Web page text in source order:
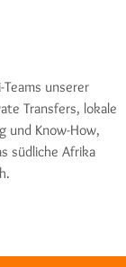
unserer
Transfers, lokale
und Know-How,
südliche Afrika